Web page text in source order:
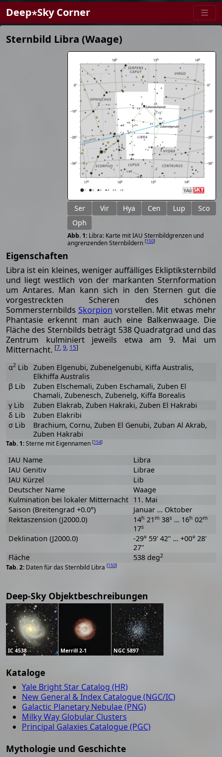
Deep⋆Sky Corner
Sternbild Libra (Waage)
Ser Vir Hya Cen Lup
Sco
Oph
Libra: Karte mit IAU Sternbildgrenzen und
angrenzenden Sternbildern [150]
Eigenschaften
Libra ist ein kleines, weniger auffälliges Ekliptiksternbild
und liegt westlich von der markanten Sternformation
um Antares. Man kann sich in den Sternen gut die
vorgestreckten Scheren des schönen
Sommersternbilds Skorpion vorstellen. Mit etwas mehr
Phantasie erkennt man auch eine Balkenwaage. Die
Fläche des Sternbilds beträgt 538 Quadratgrad und das
Zentrum kulminiert jeweils etwa am 9. Mai um
Mitternacht. [7,9, 15]
Sterne mit Eigennamen [154]
α2Lib Zuben Elgenubi, Zubenelgenubi, Kiffa Australis,
Elkhiffa Australis
β Lib
Zuben Elschemali, Zuben Eschamali, Zuben El
Chamali, Zubenesch, Zubenelg, Kiffa Borealis
γ Lib
Zuben Elakrab, Zuben Hakraki, Zuben El Hakrabi
δ Lib
Zuben Elakribi
σ Lib
Brachium, Cornu, Zuben El Genubi, Zuban Al Akrab,
Zuben Hakrabi
Daten für das Sternbild Libra [150]
IAU Name
Libra
IAU Genitiv
Librae
IAU Kürzel
Lib
Deutscher Name
Waage
Kulmination bei lokaler Mitternacht 11. Mai
Saison (Breitengrad +0.0°)
Januar … Oktober
Rektaszension (J2000.0)
14h 21 m38s… 16h 02m
17s
Deklination (J2000.0)
-29° 59' 42" … +00° 28'
27"
Fläche
538 deg2
Deep-Sky Objektbeschreibungen
IC 4538 Merrill 2-1 NGC 5897
Kataloge
Yale Bright Star Catalog (HR)
New General & Index Catalogue (NGC/IC)
Galactic Planetary Nebulae (PNG)
Milky Way Globular Clusters
Principal Galaxies Catalogue (PGC)
Mythologie und Geschichte